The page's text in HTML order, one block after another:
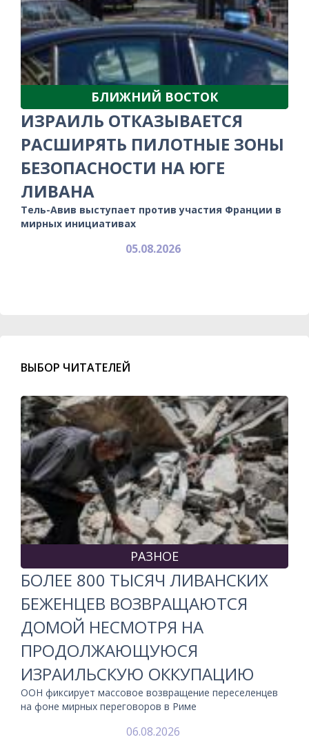
БЛИЖНИЙ ВОСТОК
ИЗРАИЛЬ ОТКАЗЫВАЕТСЯ
РАСШИРЯТЬ ПИЛОТНЫЕ ЗОНЫ
БЕЗОПАСНОСТИ НА ЮГЕ
ЛИВАНА
Тель-Авив выступает против участия Франции в
мирных инициативах
05.08.2026
ВЫБОР ЧИТАТЕЛЕЙ
РАЗНОЕ
БОЛЕЕ 800 ТЫСЯЧ ЛИВАНСКИХ
БЕЖЕНЦЕВ ВОЗВРАЩАЮТСЯ
ДОМОЙ НЕСМОТРЯ НА
ПРОДОЛЖАЮЩУЮСЯ
ИЗРАИЛЬСКУЮ ОККУПАЦИЮ
ООН фиксирует массовое возвращение переселенцев
на фоне мирных переговоров в Риме
06.08.2026